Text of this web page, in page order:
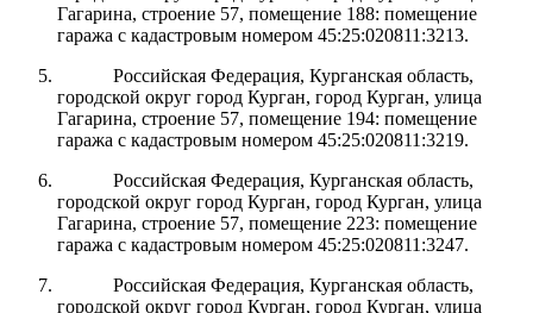
Гагарина, строение 57, помещение 188: помещение
гаража с кадастровым номером 45:25:020811:3213.
Российская Федерация, Курганская область,
городской округ город Курган, город Курган, улица
Гагарина, строение 57, помещение 194: помещение
гаража с кадастровым номером 45:25:020811:3219.
Российская Федерация, Курганская область,
городской округ город Курган, город Курган, улица
Гагарина, строение 57, помещение 223: помещение
гаража с кадастровым номером 45:25:020811:3247.
Российская Федерация, Курганская область,
городской округ город Курган, город Курган, улица